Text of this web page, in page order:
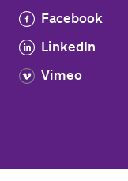
Facebook
LinkedIn
Vimeo